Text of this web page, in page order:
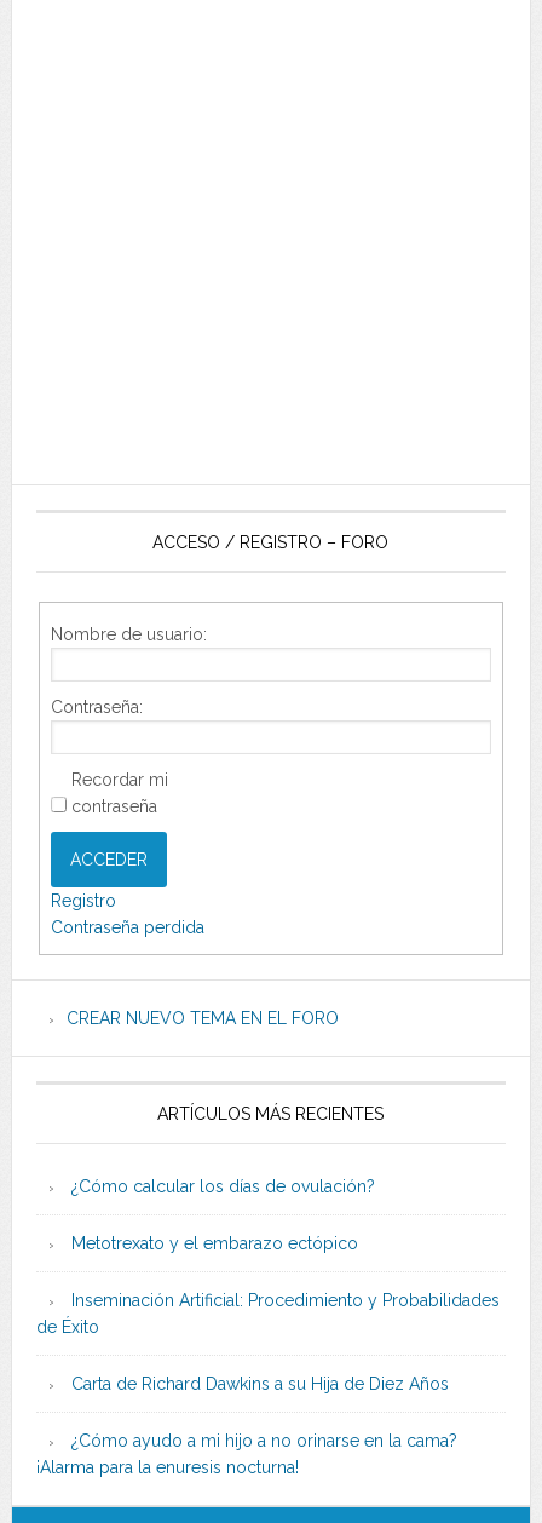
ACCESO / REGISTRO – FORO
Nombre de usuario:
Contraseña:
Recordar mi
contraseña
ACCEDER
Registro
Contraseña perdida
CREAR NUEVO TEMA EN EL FORO
ARTÍCULOS MÁS RECIENTES
¿Cómo calcular los días de ovulación?
Metotrexato y el embarazo ectópico
Inseminación Artificial: Procedimiento y Probabilidades
de Éxito
Carta de Richard Dawkins a su Hija de Diez Años
¿Cómo ayudo a mi hijo a no orinarse en la cama?
¡Alarma para la enuresis nocturna!